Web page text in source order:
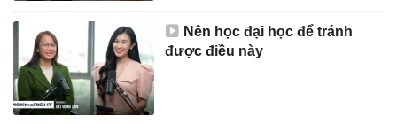
Nên học đại học để tránh
được điều này